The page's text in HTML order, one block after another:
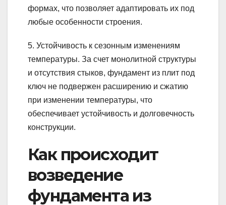
формах, что позволяет адаптировать их под
любые особенности строения.
5. Устойчивость к сезонным изменениям
температуры. За счет монолитной структуры
и отсутствия стыков, фундамент из плит под
ключ не подвержен расширению и сжатию
при изменении температуры, что
обеспечивает устойчивость и долговечность
конструкции.
Как происходит
возведение
фундамента из